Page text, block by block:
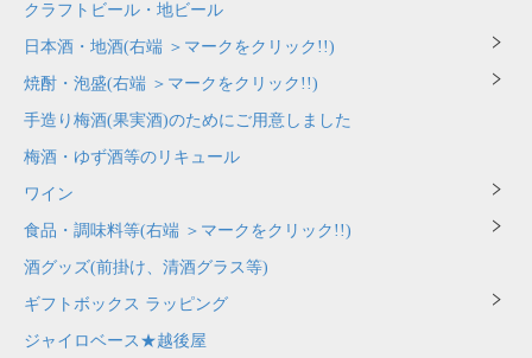
クラフトビール・地ビール
日本酒・地酒(右端 ＞マークをクリック!!)
焼酎・泡盛(右端 ＞マークをクリック!!)
手造り梅酒(果実酒)のためにご用意しました
梅酒・ゆず酒等のリキュール
ワイン
食品・調味料等(右端 ＞マークをクリック!!)
酒グッズ(前掛け、清酒グラス等)
ギフトボックス ラッピング
ジャイロベース★越後屋